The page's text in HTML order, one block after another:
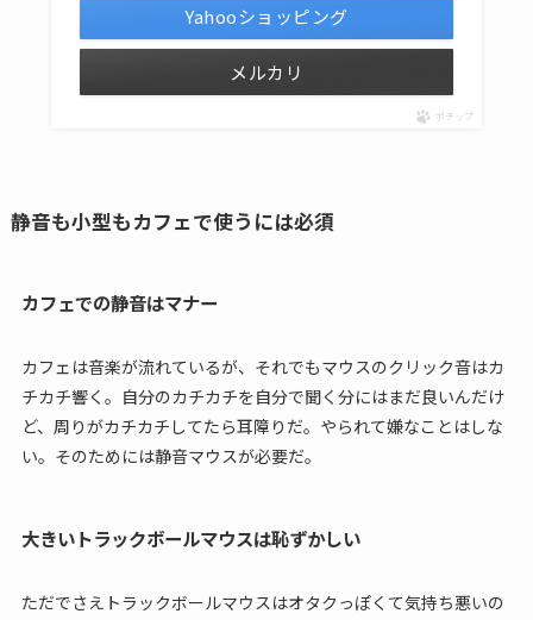
Yahooショッピング
メルカリ
ポチップ
静音も小型もカフェで使うには必須
カフェでの静音はマナー
カフェは音楽が流れているが、それでもマウスのクリック音はカ
チカチ響く。自分のカチカチを自分で聞く分にはまだ良いんだけ
ど、周りがカチカチしてたら耳障りだ。やられて嫌なことはしな
い。そのためには静音マウスが必要だ。
大きいトラックボールマウスは恥ずかしい
ただでさえトラックボールマウスはオタクっぽくて気持ち悪いの